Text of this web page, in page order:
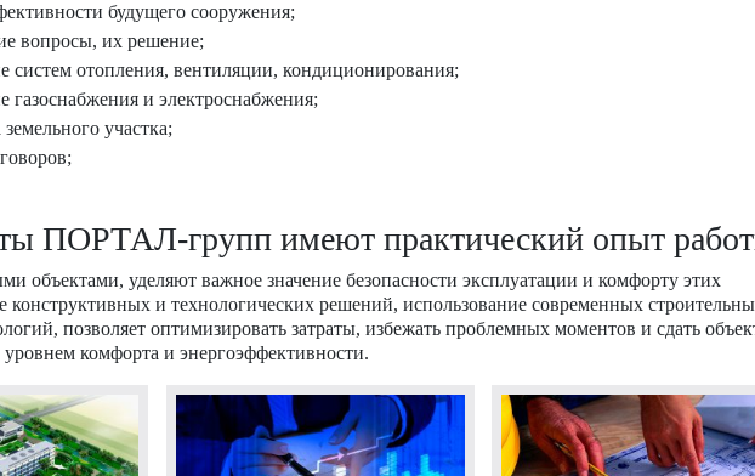
будущего сооружения;
вопросы, их решение;
систем отопления, вентиляции, кондиционирования;
газоснабжения и электроснабжения;
участка;
ПОРТАЛ-групп имеют практический опыт
объектами, уделяют важное значение безопасности эксплуатации и комфорту этих
конструктивных и технологических решений, использование современных
позволяет оптимизировать затраты, избежать проблемных моментов и сдать
комфорта и энергоэффективности.